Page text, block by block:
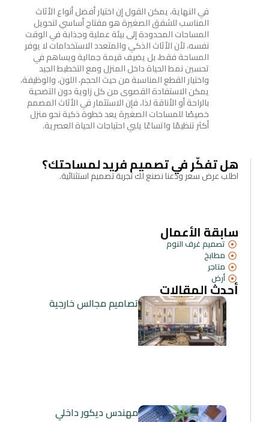
في النهاية، يمكن القول إن اختيار أفضل أنواع الأثاث
المناسب للشقق الصغيرة هو مفتاح أساسي لتحويل
المساحات المحدودة إلى بيئة عملية وجذابة في الوقت
نفسه، لأن الأثاث الذكي والمتعدد الاستخدامات لا يوفر
المساحة فقط، بل يضيف قيمة جمالية ويساهم في
تحسين نمط الحياة داخل المنزل ومع التخطيط الجيد
واختيار القطع المناسبة من حيث الحجم، اللون، والوظيفة،
يمكن الاستفادة القصوى من كل زاوية دون التضحية
بالراحة أو الأناقة لذا، فإن الاستثمار في الأثاث المصمم
خصيصًا للمساحات الصغيرة يعد خطوة ذكية نحو منزل
أكثر تنظيمًا واتساعًا يلبي احتياجات الحياة العصرية.
هل تفكّر في تصميم فريد لمساحتك؟
اطلب عرض سعر ودعنا نصنع لك تجربة تصميم استثنائية.
سابقة الأعمال
تصميم غرف النوم
مطابخ
متاجر
أرض
أحدث المقالات
تصاميم مجالس خارجية
مهندس ديكور داخلي